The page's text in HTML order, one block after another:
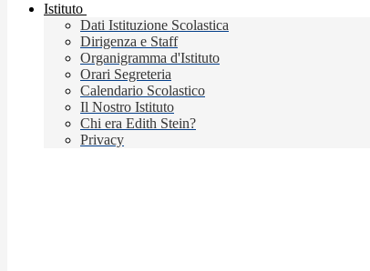
Istituto
Dati Istituzione Scolastica
Dirigenza e Staff
Organigramma d'Istituto
Orari Segreteria
Calendario Scolastico
Il Nostro Istituto
Chi era Edith Stein?
Privacy